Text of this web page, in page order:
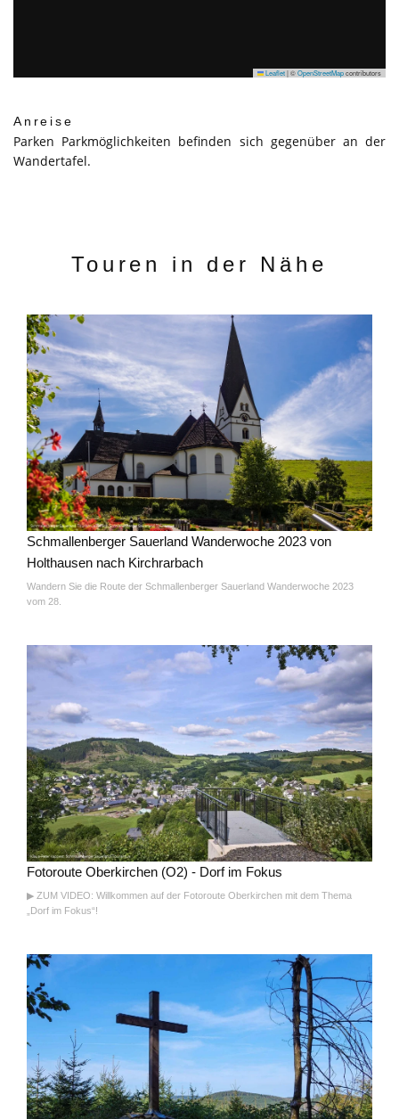
Leaflet|©OpenStreetMapcontributors
Anreise
Parken Parkmöglichkeiten befinden sich gegenüber an der
Wandertafel.
Touren in der Nähe
Schmallenberger Sauerland Wanderwoche 2023 von
Holthausen nach Kirchrarbach
Wandern Sie die Route der Schmallenberger Sauerland Wanderwoche 2023
vom 28.
Fotoroute Oberkirchen (O2) - Dorf im Fokus
▶ ZUM VIDEO: Willkommen auf der Fotoroute Oberkirchen mit dem Thema
„Dorf im Fokus“!